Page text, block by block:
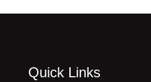
Quick Links